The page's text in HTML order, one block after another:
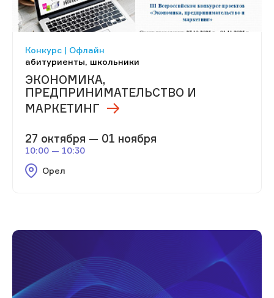
Конкурс | Офлайн
абитуриенты, школьники
ЭКОНОМИКА,
ПРЕДПРИНИМАТЕЛЬСТВО И
МАРКЕТИНГ
27 октября — 01 ноября
10:00 — 10:30
Орел